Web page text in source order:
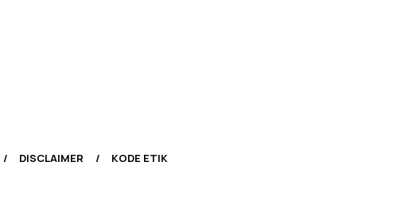
DISCLAIMER KODE ETIK